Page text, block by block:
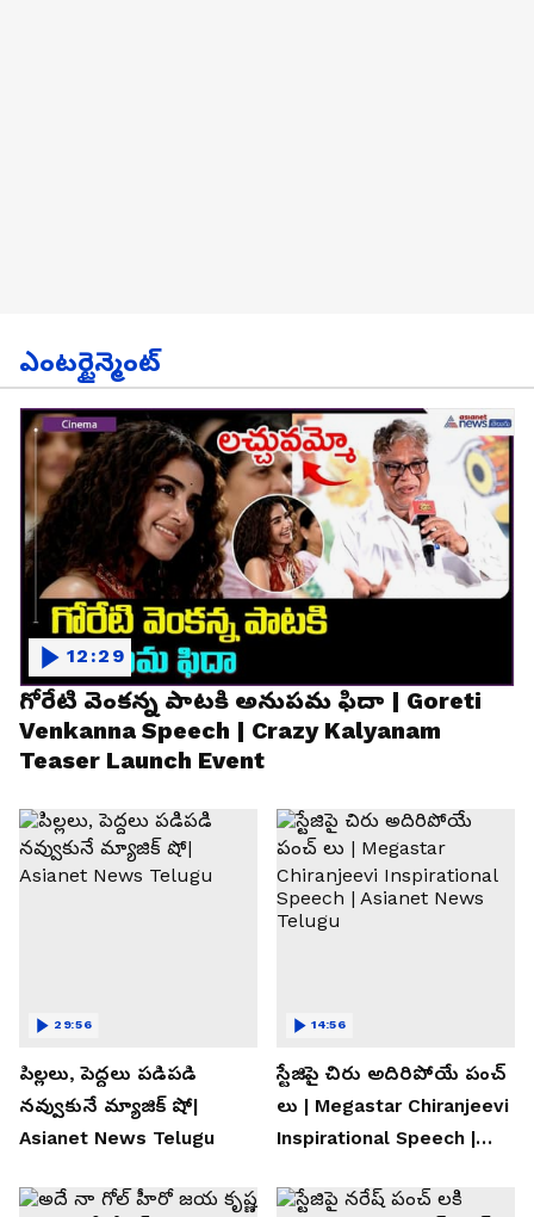
ఎంటర్టైన్మెంట్
గోరేటి వెంకన్న పాటకి అనుపమ ఫిదా | Goreti
Venkanna Speech | Crazy Kalyanam
Teaser Launch Event
12:29
పిల్లలు, పెద్దలు పడిపడి
నవ్వుకునే మ్యాజిక్ షో|
Asianet News Telugu
29:56
స్టేజిపై చిరు అదిరిపోయే పంచ్
లు | Megastar Chiranjeevi
Inspirational Speech |
14:56